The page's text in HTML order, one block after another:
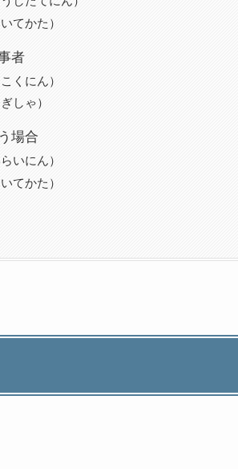
てかた）
者
くにん）
しゃ）
場合
いにん）
てかた）